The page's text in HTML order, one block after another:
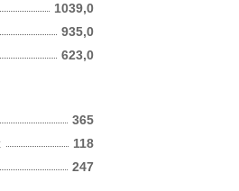
1039,0
935,0
623,0
365
247
118